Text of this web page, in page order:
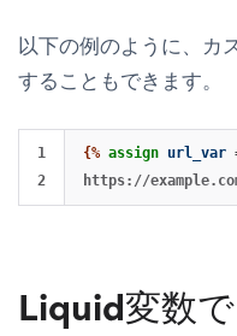
以下の例のように、カ
することもできます。
1
{% assign url_var
https://
Liquid変数